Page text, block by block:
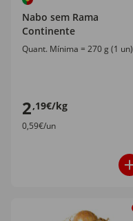
Nabo sem Rama
Continente
Quant. Mínima = 270 g (1 un)
2,19€/kg
0,59€/un